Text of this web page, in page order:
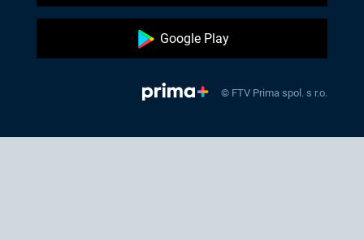
Google Play
© FTV Prima spol. s r.o.